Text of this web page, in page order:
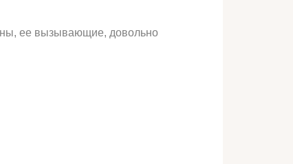
ее вызывающие, довольно